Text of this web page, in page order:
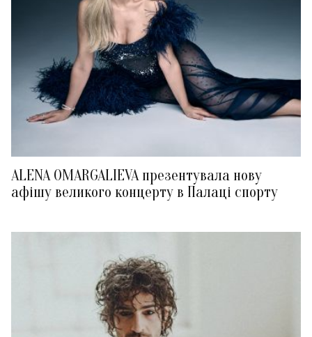
ALENA OMARGALIEVA презентувала нову
афішу великого концерту в Палаці спорту